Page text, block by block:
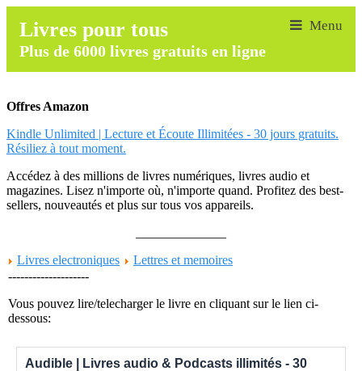
Livres pour tous
Plus de 6000 livres gratuits en ligne
Offres Amazon
Kindle Unlimited | Lecture et Écoute Illimitées - 30 jours gratuits.
Résiliez à tout moment.
Accédez à des millions de livres numériques, livres audio et
magazines. Lisez n'importe où, n'importe quand. Profitez des best-
sellers, nouveautés et plus sur tous vos appareils.
Livres electroniques
Lettres et memoires
--------------------
Vous pouvez lire/telecharger le livre en cliquant sur le lien ci-
dessous:
Audible | Livres audio & Podcasts illimités - 30